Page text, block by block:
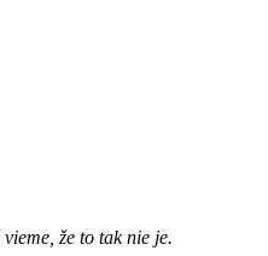
že to tak nie je.